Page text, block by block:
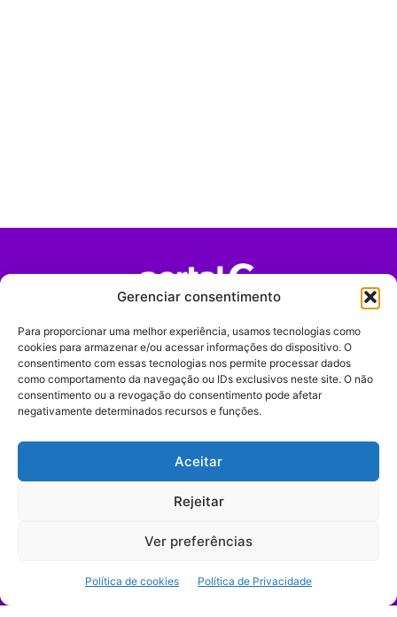
Gerenciar consentimento
Para proporcionar uma melhor experiência, usamos tecnologias como
cookies para armazenar e/ou acessar informações do dispositivo. O
consentimento com essas tecnologias nos permite processar dados
como comportamento da navegação ou IDs exclusivos neste site. O não
consentimento ou a revogação do consentimento pode afetar
negativamente determinados recursos e funções.
Aceitar
Rejeitar
Ver preferências
Política de cookies Política de Privacidade
Portal G é um portal de notícias e tendências focado em
entretenimento, cultura pop, comportamento digital,
streaming, games e iniciativas de marca que impactam a
forma como o público vive e consome internet no Brasil.
Política de Privacidade
Contato Expediente